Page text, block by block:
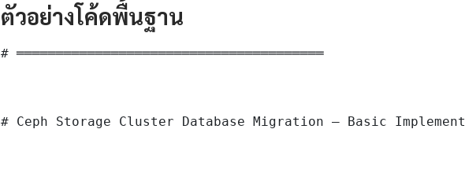
ตัวอย่างโค้ดพื้นฐาน
# ═══════════════════════════════════════
# Ceph Storage Cluster Database Migration — Basic